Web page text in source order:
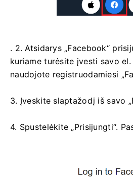
. 2. Atsidarys „Facebook“
kuriame turėsite įvesti savo
naudojote registruodamiesi
3. Įveskite slaptažodį iš savo
4. Spustelėkite „Prisijungti“.